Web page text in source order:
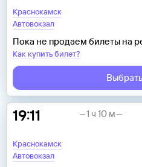
Краснокамск
Автовокзал
Пока не продаем билеты на
Как купить билет?
19:11
Краснокамск
Автовокзал
1 ч 10 м